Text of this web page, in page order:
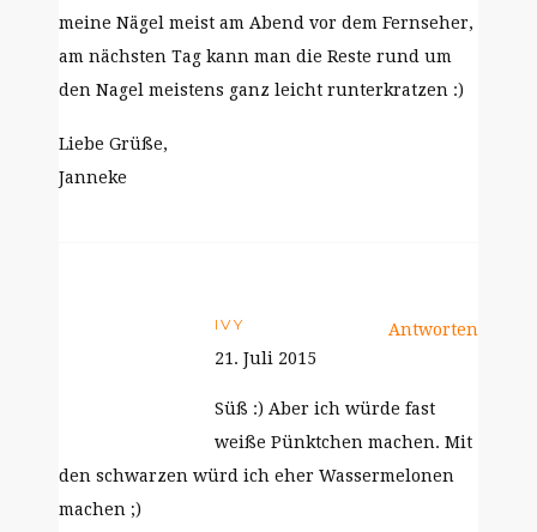
meine Nägel meist am Abend vor dem Fernseher,
am nächsten Tag kann man die Reste rund um
den Nagel meistens ganz leicht runterkratzen :)
Liebe Grüße,
Janneke
IVY
21. Juli 2015
Süß :) Aber ich würde fast
weiße Pünktchen machen. Mit
den schwarzen würd ich eher Wassermelonen
machen ;)
Antworten